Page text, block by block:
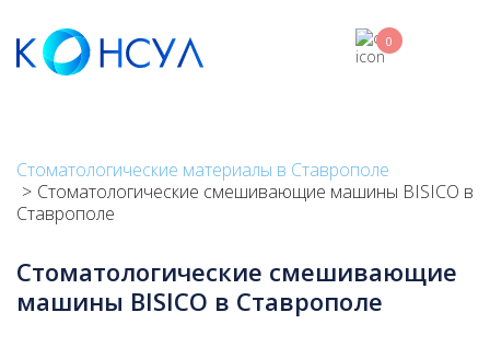
main
content
0
Стоматологические материалы в Ставрополе
Стоматологические смешивающие машины BISICO в
Ставрополе
Стоматологические смешивающие
машины BISICO в Ставрополе